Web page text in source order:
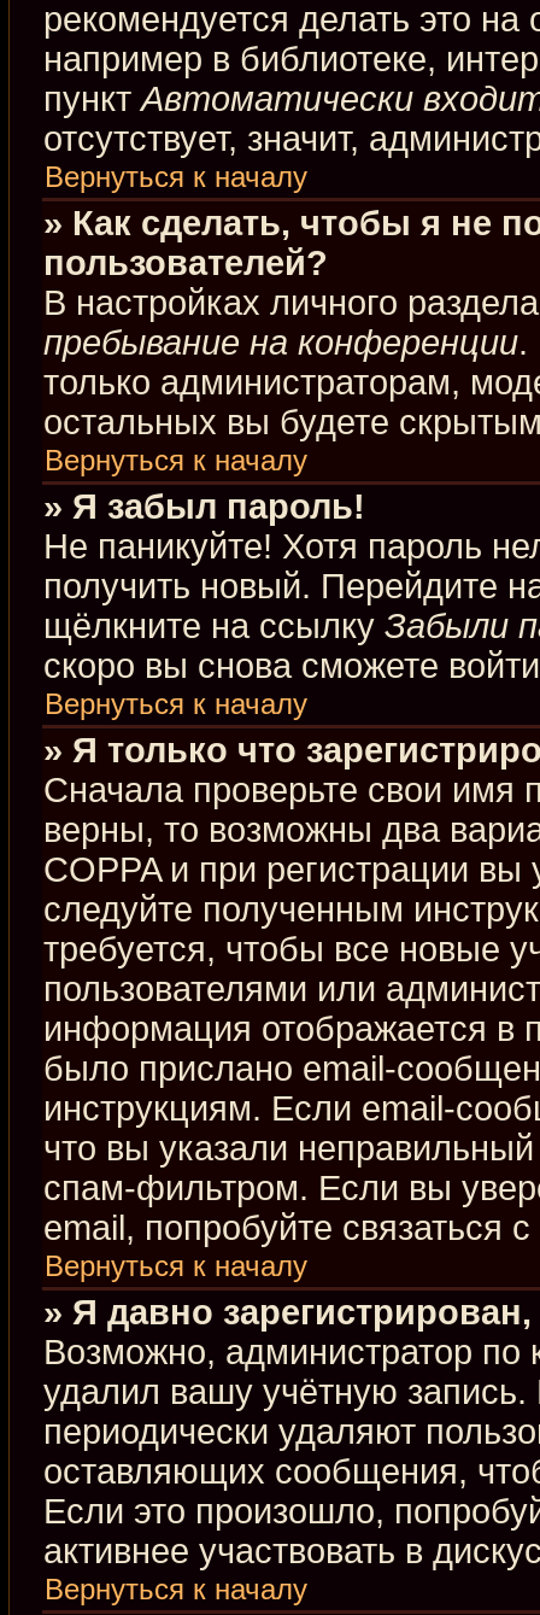
рекомендуется делать это
например в библиотеке,
пунктАвтоматически
отсутствует, значит,
Вернуться к началу
» Как сделать, чтобы я не
пользователей?
В настройках личного
пребывание на конференции.
только администраторам,
остальных вы будете
Вернуться к началу
» Я забыл пароль!
Не паникуйте! Хотя пароль
получить новый. Перейдите
щёлкните на ссылку Забыли
скоро вы снова сможете
Вернуться к началу
» Я только что
Сначала проверьте свои имя
верны, то возможны два
COPPA и при регистрации
следуйте полученным
требуется, чтобы все новые
пользователями или
информация отображается в
было прислано email-
инструкциям. Если email-
что вы указали
спам-фильтром. Если вы
email, попробуйте связаться
Вернуться к началу
» Я давно
Возможно, администратор по
удалил вашу учётную
периодически удаляют
оставляющих сообщения,
Если это произошло,
активнее участвовать в
Вернуться к началу